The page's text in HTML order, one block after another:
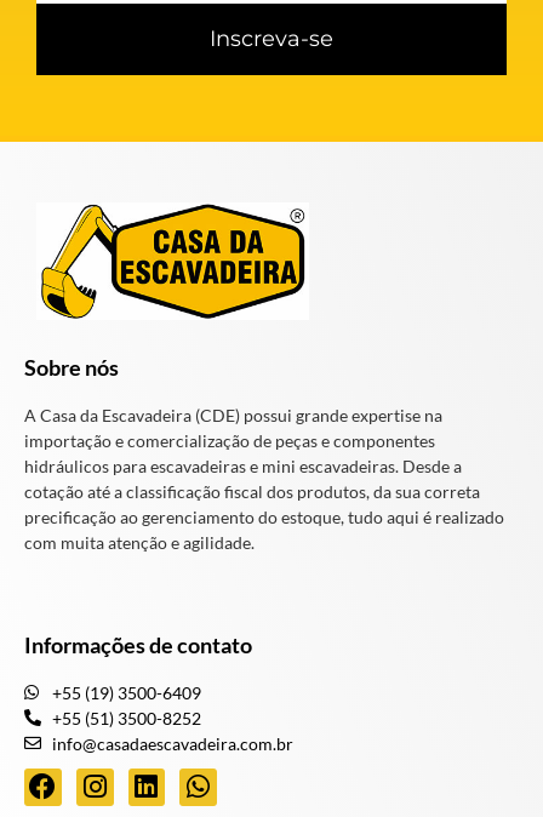
Inscreva-se
Sobre nós
A Casa da Escavadeira (CDE) possui grande expertise na
importação e comercialização de peças e componentes
hidráulicos para escavadeiras e mini escavadeiras. Desde a
cotação até a classificação fiscal dos produtos, da sua correta
precificação ao gerenciamento do estoque, tudo aqui é realizado
com muita atenção e agilidade.
Informações de contato
+55 (19) 3500-6409
+55 (51) 3500-8252
info@casadaescavadeira.com.br